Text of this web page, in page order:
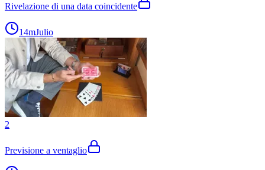
Rivelazione di una data coincidente
14mJulio
2
Previsione a ventaglio